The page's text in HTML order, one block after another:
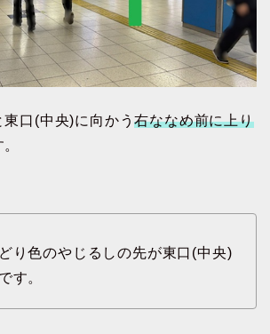
口(中央)に向かう右ななめ前に上り
り色のやじるしの先が東口(中央)
す。